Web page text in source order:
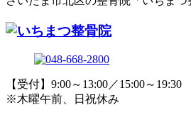
【受付】9:00～13:00／15:00～19:30
※木曜午前、日祝休み